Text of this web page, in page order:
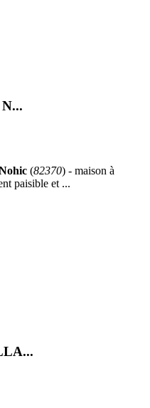
(82370) - maison à
paisible et ...